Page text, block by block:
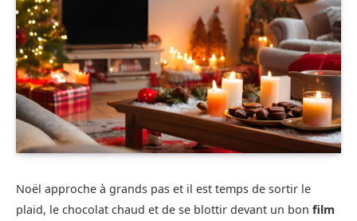
Noël approche à grands pas et il est temps de sortir le
plaid, le chocolat chaud et de se blottir devant un bon film